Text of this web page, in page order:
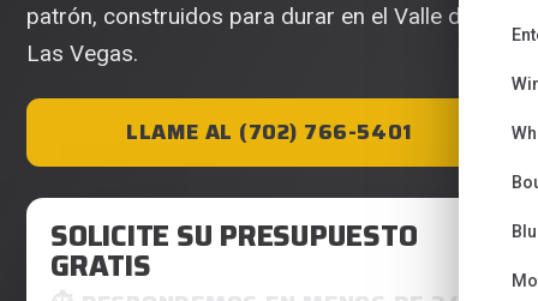
patrón, construidos para durar en el Valle de
Las Vegas.
LLAME AL (702) 766-5401
SOLICITE SU PRESUPUESTO
GRATIS